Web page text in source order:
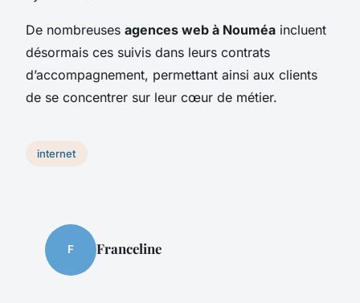
De nombreuses agences web à Nouméa incluent
désormais ces suivis dans leurs contrats
d’accompagnement, permettant ainsi aux clients
de se concentrer sur leur cœur de métier.
internet
F Franceline